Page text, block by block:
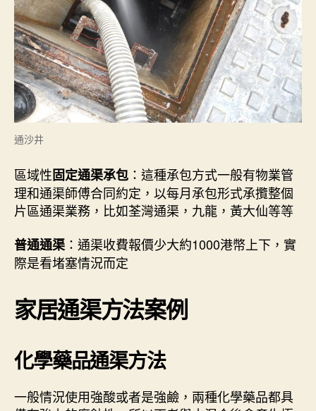
通沙井
區域性固定通渠承包 ：這種承包方式一般有物業管
理和通渠師傅合同約定，以每月承包形式承攬整個
片區通渠業務，比如荃灣通渠，九龍，黃大仙等等
普通通渠 ：通渠收費報價少大約1000港幣上下，實
際是看堵塞情況而定
家居通渠方法案例
化學藥品通渠方法
一般情況使用強酸或者是強鹼，兩種化學藥品都具